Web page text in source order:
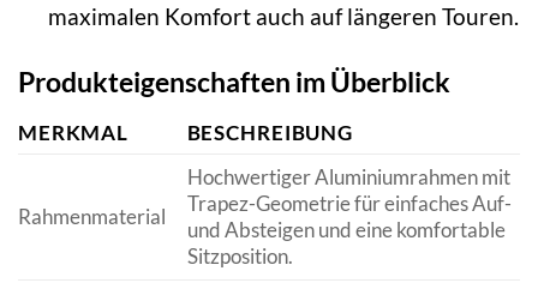
maximalen Komfort auch auf längeren Touren.
Produkteigenschaften im Überblick
MERKMAL BESCHREIBUNG
Rahmenmaterial
Hochwertiger Aluminiumrahmen mit
Trapez-Geometrie für einfaches Auf-
und Absteigen und eine komfortable
Sitzposition.